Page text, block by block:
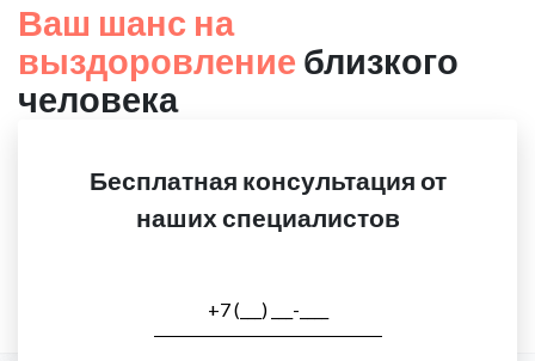
Ваш шанс на
выздоровление близкого
человека
Бесплатная консультация от
наших специалистов